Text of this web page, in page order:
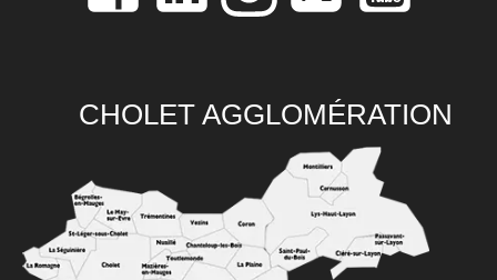
CHOLET AGGLOMÉRATION